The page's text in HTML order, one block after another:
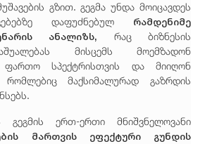
გზით. გეგმა უნდა მოიცავდეს
დაფუძნებულ რამდენიმე
ანალიზს, რაც ბიზნესის
მისცემს მოემზადონ
ფართო სპექტრისთვის და მიიღონ
რომლებიც მაქსიმალურად გაზრდის
გეგმის ერთ-ერთი მნიშვნელოვანი
მართვის ეფექტური გუნდის